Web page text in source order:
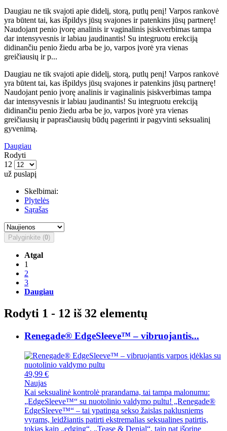
Daugiau ne tik svajoti apie didelį, storą, putlų penį! Varpos rankovė
yra būtent tai, kas išpildys jūsų svajones ir patenkins jūsų partnerę!
Naudojant penio įvorę analinis ir vaginalinis įsiskverbimas tampa
dar intensyvesnis ir labiau jaudinantis! Su integruotu erekciją
didinančiu penio žiedu arba be jo, varpos įvorė yra vienas
greičiausių ir p...
Daugiau ne tik svajoti apie didelį, storą, putlų penį! Varpos rankovė
yra būtent tai, kas išpildys jūsų svajones ir patenkins jūsų partnerę!
Naudojant penio įvorę analinis ir vaginalinis įsiskverbimas tampa
dar intensyvesnis ir labiau jaudinantis! Su integruotu erekciją
didinančiu penio žiedu arba be jo, varpos įvorė yra vienas
greičiausių ir paprasčiausių būdų pagerinti ir pagyvinti seksualinį
gyvenimą.
Daugiau
Rodyti
12
už puslapį
Skelbimai:
Plytelės
Sąrašas
Palyginkite (0)
Atgal
1
2
3
Daugiau
Rodyti 1 - 12 iš 32 elementų
Renegade® EdgeSleeve™ – vibruojantis...
49,99 €
Naujas
Kai seksualinė kontrolė prarandama, tai tampa malonumu:
„EdgeSleeve™“ su nuotolinio valdymo pultu! „Renegade®
EdgeSleeve™“ – tai ypatinga sekso žaislas paklusniems
vyrams, leidžiantis patirti ekstremalias seksualines patirtis,
tokias kaip „edging“, „Tease & Denial“, taip pat išorinę